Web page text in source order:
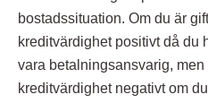
bostadssituation. Om du är
kreditvärdighet positivt då du
vara betalningsansvarig,
kreditvärdighet negativt om